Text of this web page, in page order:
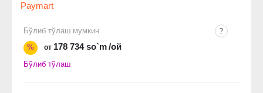
Paymart
Бўлиб тўлаш мумкин
%
от 178 734 so`m/ой
Бўлиб тўлаш